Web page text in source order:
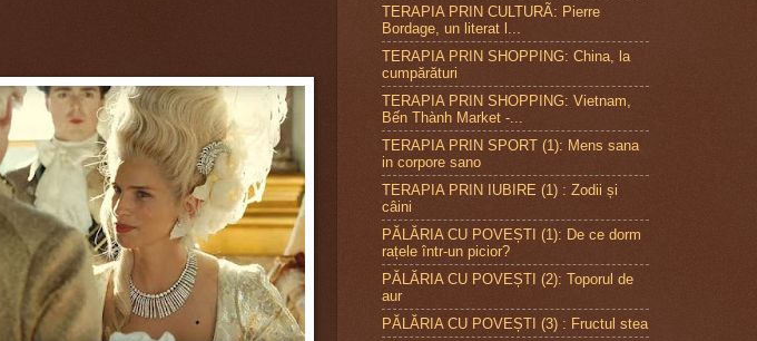
TERAPIA PRIN CULTURÃ: Pierre
Bordage, un literat l...
TERAPIA PRIN SHOPPING: China, la
cumpărături
TERAPIA PRIN SHOPPING: Vietnam,
Bến Thành Market -...
TERAPIA PRIN SPORT (1): Mens sana
in corpore sano
TERAPIA PRIN IUBIRE (1) : Zodii și
câini
PĂLĂRIA CU POVEȘTI (1): De ce dorm
rațele într-un picior?
PĂLĂRIA CU POVEȘTI (2): Toporul de
aur
PĂLĂRIA CU POVEȘTI (3) : Fructul stea